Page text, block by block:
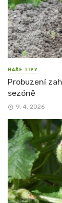
NAŠE TIPY
Probuzení
sezóně
9. 4. 2026